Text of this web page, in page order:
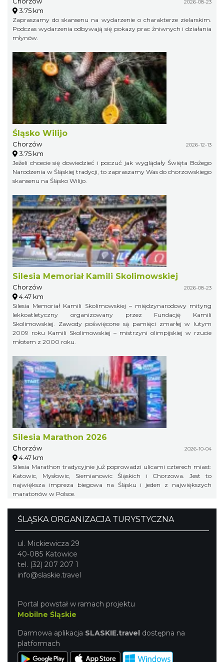
2026-08-23
3.75 km
Zapraszamy do skansenu na wydarzenie o charakterze zielarskim.
Podczas wydarzenia odbywają się pokazy prac żniwnych i działania
młynów.
Śląsko Wilijo
Chorzów 2026-12-13
3.75 km
Jeżeli chcecie się dowiedzieć i poczuć jak wyglądały Święta Bożego
Narodzenia w Śląskiej tradycji, to zapraszamy Was do chorzowskiego
skansenu na Śląsko Wilijo.
Silesia Memoriał Kamili Skolimowskiej
Chorzów 2026-08-23
4.47 km
Silesia Memoriał Kamili Skolimowskiej – międzynarodowy mityng
lekkoatletyczny organizowany przez Fundację Kamili
Skolimowskiej. Zawody poświęcone są pamięci zmarłej w lutym
2009 roku Kamili Skolimowskiej – mistrzyni olimpijskiej w rzucie
młotem z 2000 roku.
Silesia Marathon 2026
Chorzów 2026-10-04
4.47 km
Silesia Marathon tradycyjnie już poprowadzi ulicami czterech miast:
Katowic, Mysłowic, Siemianowic Śląskich i Chorzowa. Jest to
największa impreza biegowa na Śląsku i jeden z największych
maratonów w Polsce.
ŚLĄSKA ORGANIZACJA TURYSTYCZNA
ul. Mickiewicza 29
40-085 Katowice
tel. (32) 207 207 1
info@slaskie.travel
Portal powstał w ramach projektu
Mobilne Śląskie
Darmowa aplikacja SLASKIE.travel dostępna na
platformach